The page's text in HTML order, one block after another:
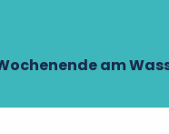
am
an!